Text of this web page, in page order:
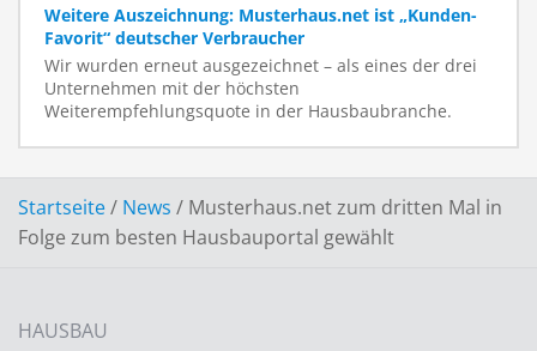
Weitere Auszeichnung: Musterhaus.net ist „Kunden-
Favorit“ deutscher Verbraucher
Wir wurden erneut ausgezeichnet – als eines der drei
Unternehmen mit der höchsten
Weiterempfehlungsquote in der Hausbaubranche.
Startseite/ News / Musterhaus.net zum dritten Mal in
Folge zum besten Hausbauportal gewählt
HAUSBAU